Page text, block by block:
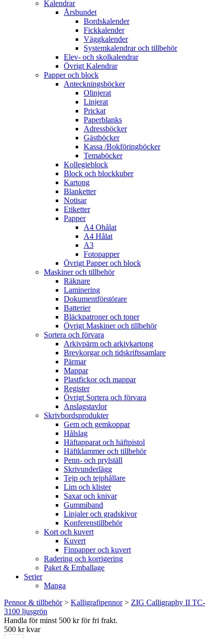
Kalendrar
Årsbundet
Bordskalender
Fickkalender
Väggkalender
Systemkalendrar och tillbehör
Elev- och skolkalendrar
Övrigt Kalendrar
Papper och block
Anteckningsböcker
Olinjerat
Linjerat
Prickat
Paperblanks
Adressböcker
Gästböcker
Kassa /Bokföringböcker
Temaböcker
Kollegieblock
Block och blockkuber
Kartong
Blanketter
Notisar
Etiketter
Papper
A4 Ohålat
A4 Hålat
A3
Fotopapper
Övrigt Papper och block
Maskiner och tillbehör
Räknare
Laminering
Dokumentförstörare
Batterier
Bläckpatroner och toner
Övrigt Maskiner och tillbehör
Sortera och förvara
Arkivpärm och arkivkartong
Brevkorgar och tidskriftssamlare
Pärmar
Mappar
Plastfickor och mappar
Register
Övrigt Sortera och förvara
Anslagstavlor
Skrivbordsprodukter
Gem och gemkoppar
Hålslag
Häftapparat och häftpistol
Häftklammer och tillbehör
Penn- och prylställ
Skrivunderlägg
Tejp och tejphållare
Lim och klister
Saxar och knivar
Gummiband
Linjaler och gradskivor
Konferenstillbehör
Kort och kuvert
Kuvert
Finpapper och kuvert
Radering och korrigering
Paket & Emballage
Serier
Manga
Pennor & tillbehör> Kalligrafipennor> ZIG Calligraphy II TC-
3100 ljusgrön
Handla för minst 500 kr för fri frakt.
500 kr kvar